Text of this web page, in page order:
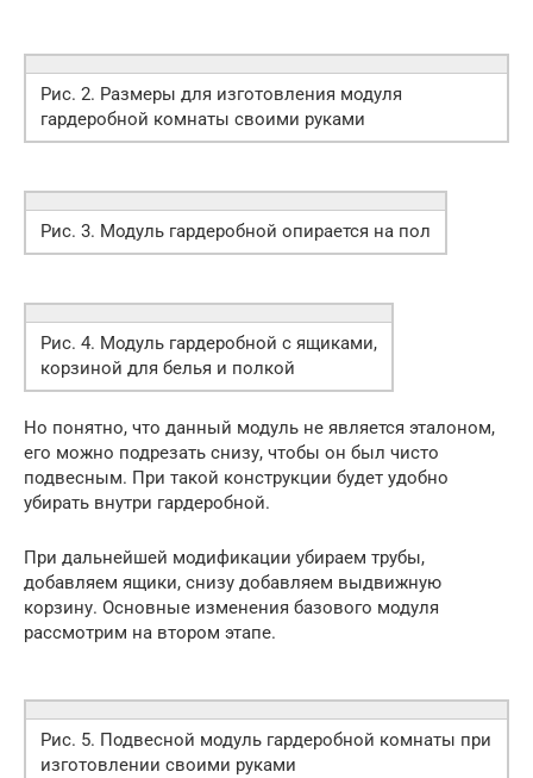
Рис. 2. Размеры для изготовления модуля
гардеробной комнаты своими руками
Рис. 3. Модуль гардеробной опирается на пол
Рис. 4. Модуль гардеробной с ящиками,
корзиной для белья и полкой
Но понятно, что данный модуль не является эталоном,
его можно подрезать снизу, чтобы он был чисто
подвесным. При такой конструкции будет удобно
убирать внутри гардеробной.
При дальнейшей модификации убираем трубы,
добавляем ящики, снизу добавляем выдвижную
корзину. Основные изменения базового модуля
рассмотрим на втором этапе.
Рис. 5. Подвесной модуль гардеробной комнаты при
изготовлении своими руками